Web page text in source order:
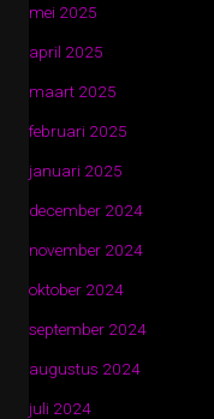
mei 2025
april 2025
maart 2025
februari 2025
januari 2025
december 2024
november 2024
oktober 2024
september 2024
augustus 2024
juli 2024